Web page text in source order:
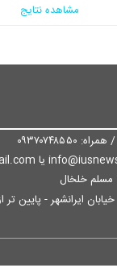
مشاهده نتایج
مسلم خلخال